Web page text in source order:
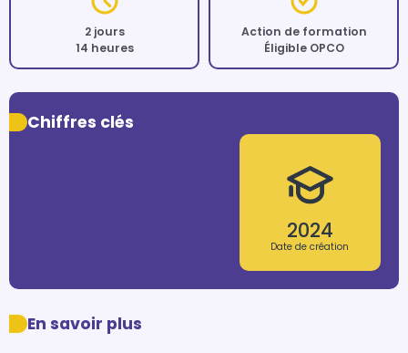
2 jours
14 heures
Action de formation
Éligible OPCO
Chiffres clés
2024
Date de création
En savoir plus